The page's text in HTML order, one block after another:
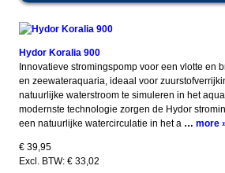
Hydor Koralia 900
Innovatieve stromingspomp voor een vlotte en
en zeewateraquaria, ideaal voor
natuurlijke waterstroom te simuleren in het
modernste technologie zorgen de Hydor
een natuurlijke watercirculatie in het a … more
€ 39,95
Excl. BTW: € 33,02